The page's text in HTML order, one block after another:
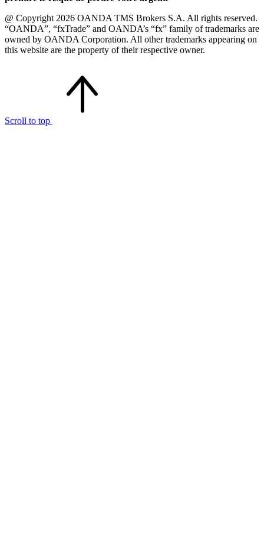
@ Copyright 2026 OANDA TMS Brokers S.A. All rights reserved.
“OANDA”, “fxTrade” and OANDA’s “fx” family of trademarks are
owned by OANDA Corporation. All other trademarks appearing on
this website are the property of their respective owner.
Scroll to top